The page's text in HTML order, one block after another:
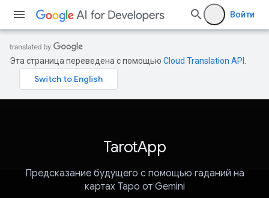
Войти
Эта страница переведена с помощью Cloud Translation API
TarotApp
Предсказание будущего с помощью гаданий на
картах Таро от Gemini